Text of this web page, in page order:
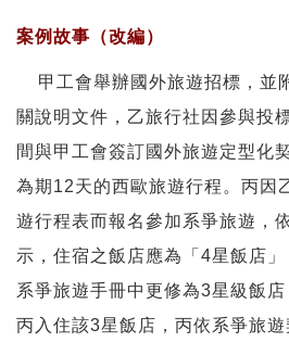
案例故事（改編）
甲工會舉辦國外旅遊招標，並
關說明文件，乙旅行社因參與投
間與甲工會簽訂國外旅遊定型化
為期12天的西歐旅遊行程。丙因
遊行程表而報名參加系爭旅遊，
示，住宿之飯店應為「4星飯店
系爭旅遊手冊中更修為3星級飯
丙入住該3星飯店，丙依系爭旅